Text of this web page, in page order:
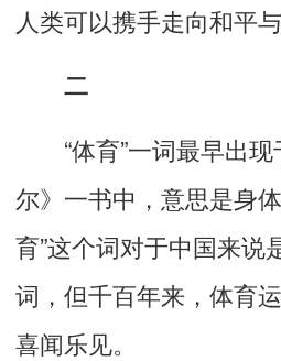
人类可以携手走向和平与
二
“体育”一词最早出现
尔》一书中，意思是身
育”这个词对于中国来说
词，但千百年来，体育
喜闻乐见。